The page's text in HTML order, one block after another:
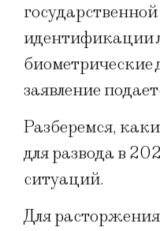
идентификации
биометрические
заявление
Разберемся,
для развода в
ситуаций.
Для